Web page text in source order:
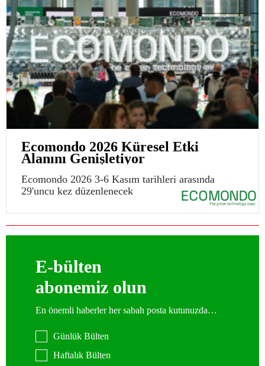
Ecomondo 2026 Küresel Etki
Alanını Genişletiyor
Ecomondo 2026 3-6 Kasım tarihleri arasında
29'uncu kez düzenlenecek
E-bülten
abonemiz olun
En önemli haberler her sabah posta kutunuzda…
Günlük Bülten
Haftalık Bülten